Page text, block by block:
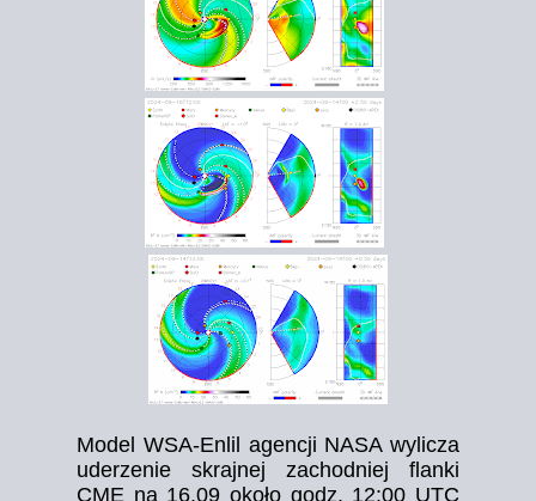
Model WSA-Enlil agencji NASA wylicza
uderzenie skrajnej zachodniej flanki
CME na 16.09 około godz. 12:00 UTC